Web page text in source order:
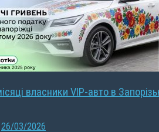
власники VIP-авто в
26/03/2026